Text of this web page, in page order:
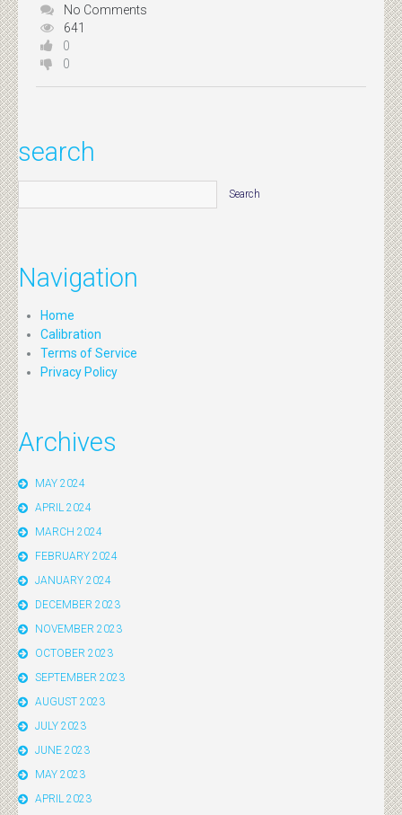
No Comments
641
0
0
search
Navigation
Home
Calibration
Terms of Service
Privacy Policy
Archives
MAY 2024
APRIL 2024
MARCH 2024
FEBRUARY 2024
JANUARY 2024
DECEMBER 2023
NOVEMBER 2023
OCTOBER 2023
SEPTEMBER 2023
AUGUST 2023
JULY 2023
JUNE 2023
MAY 2023
APRIL 2023